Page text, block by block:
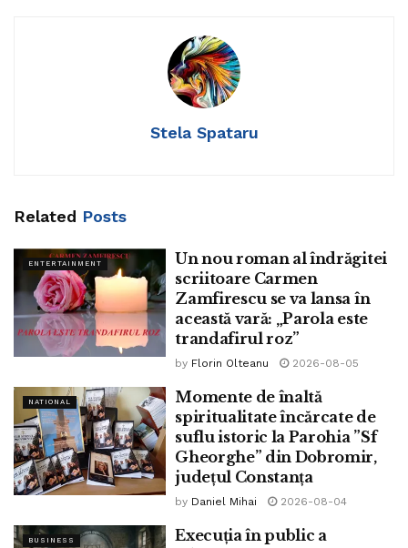
Stela Spataru
Related Posts
ENTERTAINMENT
Un nou roman al îndrăgitei
scriitoare Carmen
Zamfirescu se va lansa în
această vară: „Parola este
trandafirul roz”
by Florin Olteanu 2026-08-05
NATIONAL
Momente de înaltă
spiritualitate încărcate de
suflu istoric la Parohia ”Sf
Gheorghe” din Dobromir,
județul Constanța
by Daniel Mihai 2026-08-04
BUSINESS
Execuția în public a